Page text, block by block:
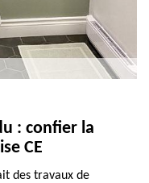
: confier la
CE
des travaux de